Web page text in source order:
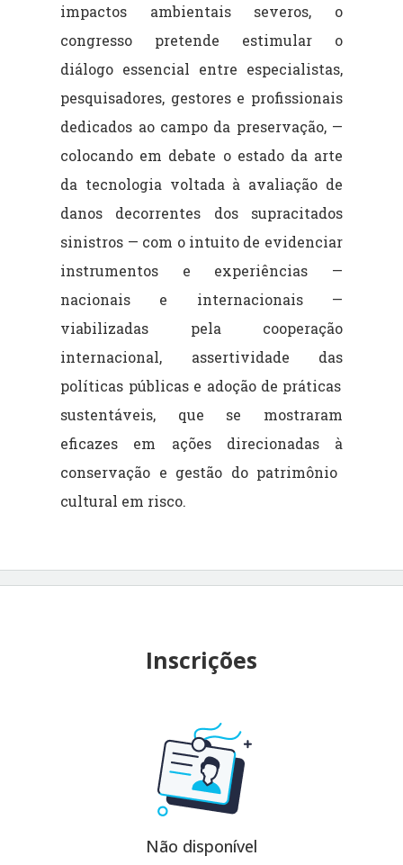
impactos ambientais severos, o
congresso pretende estimularo
diálogo essencial entre especialistas,
pesquisadores, gestores e profissionais
dedicados ao campo da preservação, —
colocando em debate o estado da arte
da tecnologia voltada à avaliação de
danos decorrentes dos supracitados
sinistros — com o intuito de evidenciar
instrumentos e experiências —
nacionais e internacionais —
viabilizadas pela cooperação
internacional, assertividade das
políticas públicas e adoção de práticas
sustentáveis, que se mostraram
eficazes em ações direcionadas à
conservação e gestão do patrimônio
cultural em risco.
Inscrições
Não disponível